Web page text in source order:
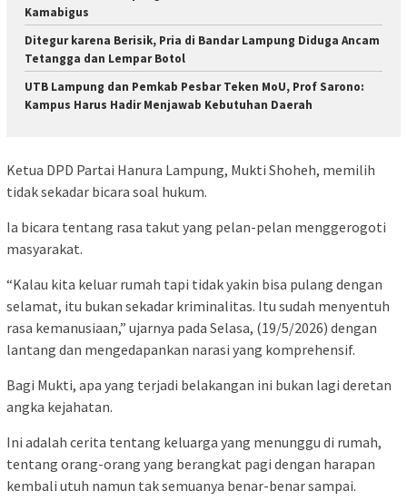
Kamabigus
Ditegur karena Berisik, Pria di Bandar Lampung Diduga Ancam
Tetangga dan Lempar Botol
UTB Lampung dan Pemkab Pesbar Teken MoU, Prof Sarono:
Kampus Harus Hadir Menjawab Kebutuhan Daerah
Ketua DPD Partai Hanura Lampung, Mukti Shoheh, memilih
tidak sekadar bicara soal hukum.
Ia bicara tentang rasa takut yang pelan-pelan menggerogoti
masyarakat.
“Kalau kita keluar rumah tapi tidak yakin bisa pulang dengan
selamat, itu bukan sekadar kriminalitas. Itu sudah menyentuh
rasa kemanusiaan,” ujarnya pada Selasa, (19/5/2026) dengan
lantang dan mengedapankan narasi yang komprehensif.
Bagi Mukti, apa yang terjadi belakangan ini bukan lagi deretan
angka kejahatan.
Ini adalah cerita tentang keluarga yang menunggu di rumah,
tentang orang-orang yang berangkat pagi dengan harapan
kembali utuh namun tak semuanya benar-benar sampai.